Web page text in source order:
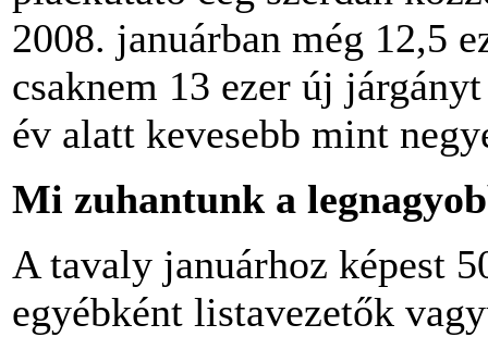
2008. januárban még 12,5
csaknem 13 ezer új
év alatt kevesebb mint
Mi zuhantunk a
A tavaly januárhoz képest
egyébként listavezetők